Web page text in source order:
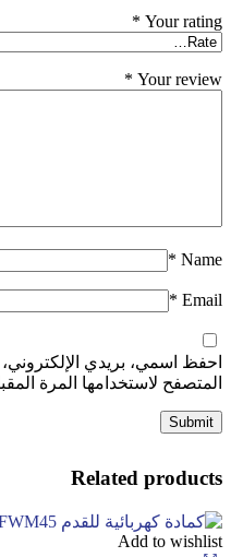
Your rating
*
Your review
*
Name
*
Email
*
احفظ اسمي، بريدي الإلكتروني،
المتصفح لاستخدامها المرة
Related products
Add to wishlist